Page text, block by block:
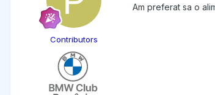
Contributors
Am preferat sa o